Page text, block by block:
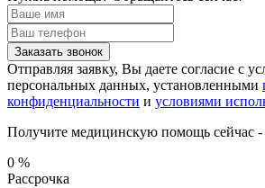
Заказать звонок
Отправляя заявку, Вы даете согласие с
персональных данных, установленными
конфиденциальности и условиями
Получите медицинскую помощь сейчас -
0 %
Рассрочка